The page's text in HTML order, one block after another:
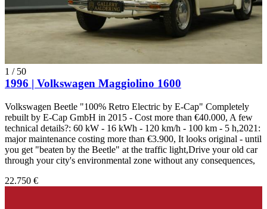
1 / 50
1996 | Volkswagen Maggiolino 1600
Volkswagen Beetle "100% Retro Electric by E-Cap" Completely
rebuilt by E-Cap GmbH in 2015 - Cost more than €40.000, A few
technical details?: 60 kW - 16 kWh - 120 km/h - 100 km - 5 h,2021:
major maintenance costing more than €3.900, It looks original - until
you get "beaten by the Beetle" at the traffic light,Drive your old car
through your city's environmental zone without any consequences,
22.750 €